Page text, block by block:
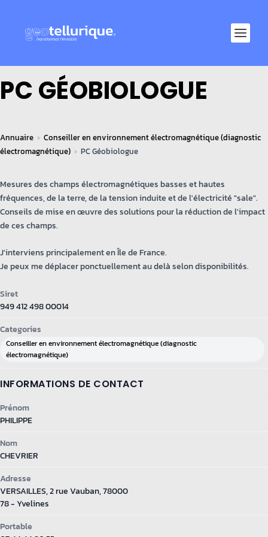
PC GÉOBIOLOGUE
Annuaire
Conseiller en environnement électromagnétique (diagnostic
électromagnétique)
PC Géobiologue
Mesures des champs électromagnétiques basses et hautes
fréquences, de la terre, de la tension induite et de l'électricité "sale".
Conseils de mise en œuvre des solutions pour la réduction de l'impact
de ces champs.
J'interviens principalement en Île de France.
Je peux me déplacer ponctuellement au delà selon disponibilités.
Siret
949 412 498 00014
Categories
Conseiller en environnement électromagnétique (diagnostic
électromagnétique)
INFORMATIONS DE CONTACT
Prénom
PHILIPPE
Nom
CHEVRIER
Adresse
VERSAILLES, 2 rue Vauban, 78000
78 - Yvelines
Portable